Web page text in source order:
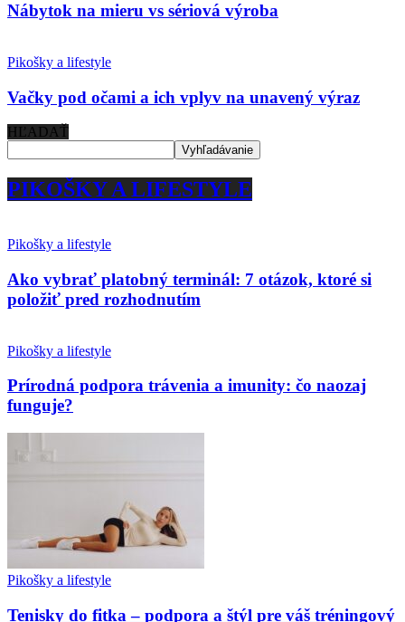
Nábytok na mieru vs sériová výroba
Pikošky a lifestyle
Vačky pod očami a ich vplyv na unavený výraz
HĽADAŤ
PIKOŠKY A LIFESTYLE
Pikošky a lifestyle
Ako vybrať platobný terminál: 7 otázok, ktoré si
položiť pred rozhodnutím
Pikošky a lifestyle
Prírodná podpora trávenia a imunity: čo naozaj
funguje?
Pikošky a lifestyle
Tenisky do fitka – podpora a štýl pre váš tréningový